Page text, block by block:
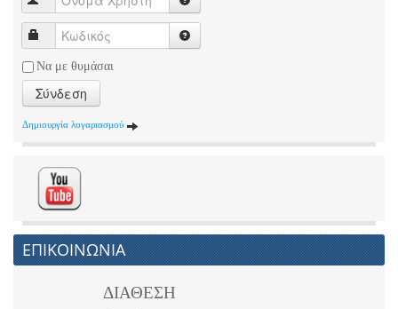
Να με θυμάσαι
Σύνδεση
Δημιουργία λογαριασμού
ΕΠΙΚΟΙΝΩΝΙΑ
ΔΙΑΘΕΣΗ